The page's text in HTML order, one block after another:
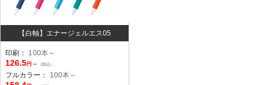
【白軸】エナージェルエス05
印刷： 100本～
126.5 円～ （税込）
フルカラー： 100本～